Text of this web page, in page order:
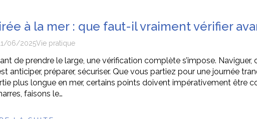
à la mer : que faut-il vraiment vérifier
06/2025Vie pratique
de prendre le large, une vérification complète s’impose. Naviguer,
anticiper, préparer, sécuriser. Que vous partiez pour une journée
plus longue en mer, certains points doivent impérativement être
faisons le…